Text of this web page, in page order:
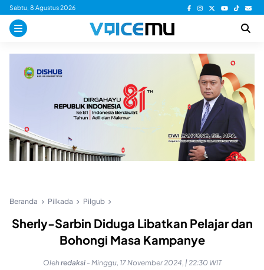
Skip
content
Sabtu, 8 Agustus 2026
Beranda Pilkada Pilgub
Sherly-Sarbin Diduga Libatkan Pelajar dan
Bohongi Masa Kampanye
Olehredaksi - Minggu, 17 November 2024, | 22:30 WIT